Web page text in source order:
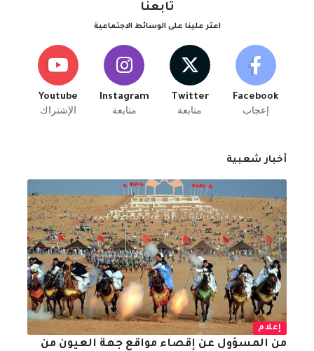
تابعنا
اعثر علينا على الوسائط الاجتماعية
Facebook
إعجاب
Twitter
متابعة
Instagram
متابعة
Youtube
الإشتراك
أخبار شعبية
إعلام
من المسؤول عن إقصاء مواقع جهة العيون من